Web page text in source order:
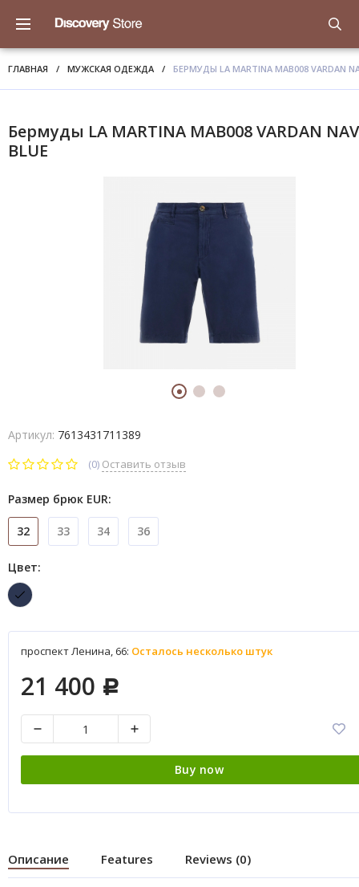
ГЛАВНАЯ / МУЖСКАЯ ОДЕЖДА / БЕРМУДЫ LA MARTINA MAB008 VARDAN
Бермуды LA MARTINA MAB008 VARDAN
BLUE
Артикул: 7613431711389
(0) Оставить отзыв
Размер брюк EUR:
32 33 34 36
Цвет:
проспект Ленина, 66: Осталось несколько штук
21 400 Р
Buy now
Описание Features Reviews (0)